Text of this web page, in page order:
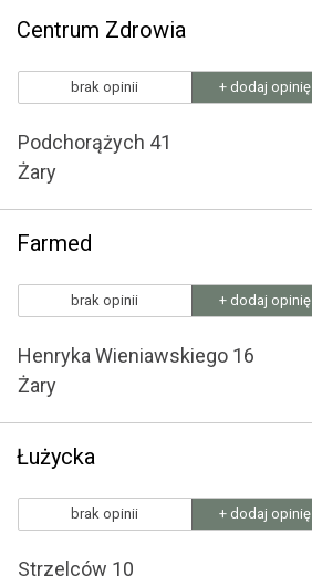
Centrum Zdrowia
brak opinii + dodaj opinię
Podchorążych 41
Żary
Farmed
brak opinii + dodaj opinię
Henryka Wieniawskiego 16
Żary
Łużycka
brak opinii + dodaj opinię
Strzelców 10